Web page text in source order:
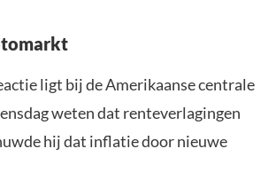
ligt bij de Amerikaanse centrale
weten dat renteverlagingen
hij dat inflatie door nieuwe